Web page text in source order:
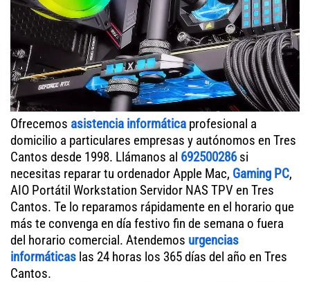
Ofrecemos asistencia informática profesional a
domicilio a particulares empresas y autónomos en Tres
Cantos desde 1998. Llámanos al 692500286si
necesitas reparar tu ordenador Apple Mac, Gaming PC,
AIO Portátil Workstation Servidor NAS TPV en Tres
Cantos. Te lo reparamos rápidamente en el horario que
más te convenga en día festivo fin de semana o fuera
del horario comercial. Atendemos urgencias
informáticas las 24 horas los 365 días del año en Tres
Cantos.